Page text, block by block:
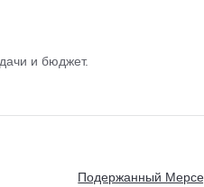
и бюджет.
Подержанный